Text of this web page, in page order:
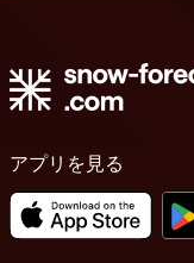
アプリを見る